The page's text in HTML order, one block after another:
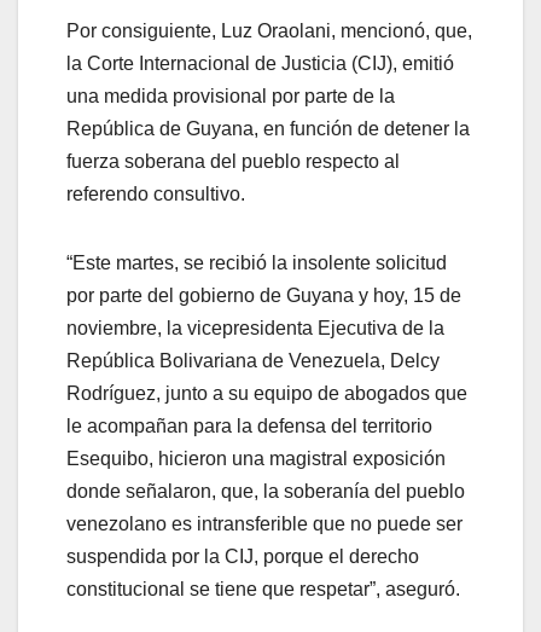
Por consiguiente, Luz Oraolani, mencionó, que,
la Corte Internacional de Justicia (CIJ), emitió
una medida provisional por parte de la
República de Guyana, en función de detener la
fuerza soberana del pueblo respecto al
referendo consultivo.
“Este martes, se recibió la insolente solicitud
por parte del gobierno de Guyana y hoy, 15 de
noviembre, la vicepresidenta Ejecutiva de la
República Bolivariana de Venezuela, Delcy
Rodríguez, junto a su equipo de abogados que
le acompañan para la defensa del territorio
Esequibo, hicieron una magistral exposición
donde señalaron, que, la soberanía del pueblo
venezolano es intransferible que no puede ser
suspendida por la CIJ, porque el derecho
constitucional se tiene que respetar”, aseguró.